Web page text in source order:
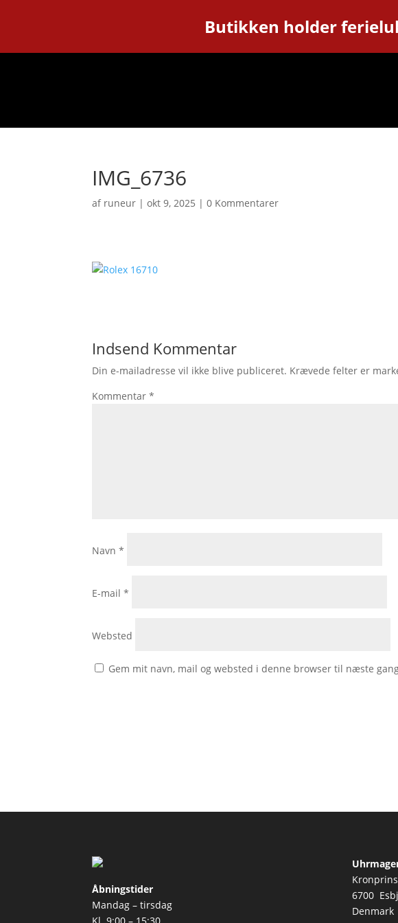
Butikken holder
IMG_6736
af runeur |okt 9, 2025 |0 Kommentarer
Indsend Kommentar
Din e-mailadresse vil ikke blive publiceret. Krævede felter er
Kommentar*
Navn*
E-mail*
Websted
Gem mit navn, mail og websted i denne browser til næste
Åbningstider
Mandag – tirsdag
6700
Denmark